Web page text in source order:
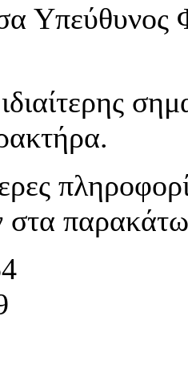
Υπεύθυνος
στα